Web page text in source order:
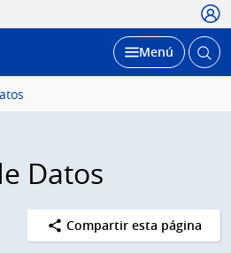
Desplegar
Menú Abrir
Datos
Compartir esta página